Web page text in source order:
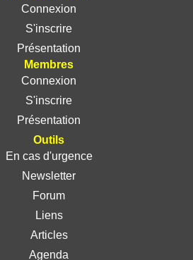
Connexion
S'inscrire
Présentation
Membres
Connexion
S'inscrire
Présentation
Outils
En cas d'urgence
Newsletter
Forum
Liens
Articles
Agenda